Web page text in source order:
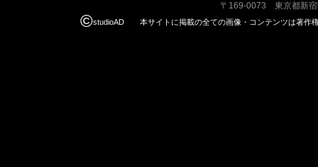
〒169-0073 東京都新宿
©studioAD 本サイトに掲載の全ての画像・コンテンツは著作権